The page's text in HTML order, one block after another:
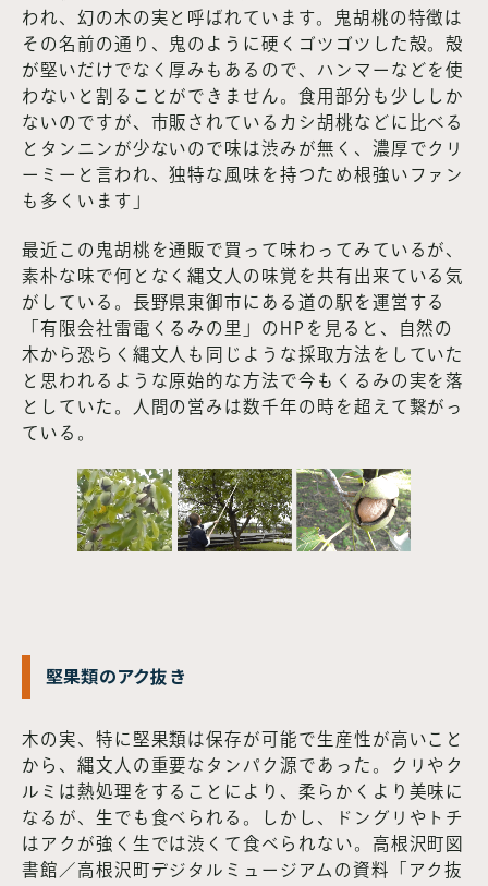
われ、幻の木の実と呼ばれています。鬼胡桃の特徴は
その名前の通り、鬼のように硬くゴツゴツした殻。殻
が堅いだけでなく厚みもあるので、ハンマーなどを使
わないと割ることができません。食用部分も少ししか
ないのですが、市販されているカシ胡桃などに比べる
とタンニンが少ないので味は渋みが無く、濃厚でクリ
ーミーと言われ、独特な風味を持つため根強いファン
も多くいます」
最近この鬼胡桃を通販で買って味わってみているが、
素朴な味で何となく縄文人の味覚を共有出来ている気
がしている。長野県東御市にある道の駅を運営する
「有限会社雷電くるみの里」のHPを見ると、自然の
木から恐らく縄文人も同じような採取方法をしていた
と思われるような原始的な方法で今もくるみの実を落
としていた。人間の営みは数千年の時を超えて繋がっ
ている。
堅果類のアク抜き
木の実、特に堅果類は保存が可能で生産性が高いこと
から、縄文人の重要なタンパク源であった。クリやク
ルミは熱処理をすることにより、柔らかくより美味に
なるが、生でも食べられる。しかし、ドングリやトチ
はアクが強く生では渋くて食べられない。高根沢町図
書館／高根沢町デジタルミュージアムの資料「アク抜